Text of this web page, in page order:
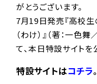
がとうございます。
7月19日発売『高校
（わけ）』（著：一色
て、本日特設サイトを
特設サイトはコチラ。